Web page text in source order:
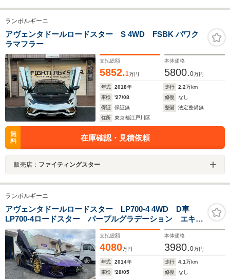
ランボルギーニ
アヴェンタドールロードスター S 4WD FSBK パワク
ラマフラー
支払総額
5852.1万円
本体価格
5800.0万円
年式 2018年 走行 2.2万km
車検
'27/08 修復
なし
保証
保証無 整備
法定整備無
住所
東京都江戸川区
無
料
在庫確認・見積依頼
販売店： ファイティングスター
ランボルギーニ
アヴェンタドールロードスター LP700-4 4WD D車
LP700-4ロードスター パープルグラデーション エキゾ
ッチック可変ストレートマフラー SV仕様ファイチング
スターエアロ
支払総額
4080万円
本体価格
3980.0万円
年式 2014年 走行 4.1万km
車検
'28/05 修復
なし